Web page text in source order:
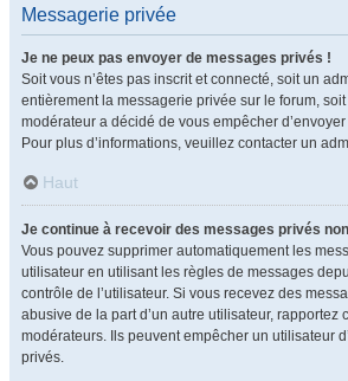
Messagerie privée
Je ne peux pas envoyer de messages privés !
Soit vous n’êtes pas inscrit et connecté, soit un
entièrement la messagerie privée sur le forum,
modérateur a décidé de vous empêcher
Pour plus d’informations, veuillez contacter un
Haut
Je continue à recevoir des messages privés
Vous pouvez supprimer automatiquement les
utilisateur en utilisant les règles de messages
contrôle de l’utilisateur. Si vous recevez des
abusive de la part d’un autre utilisateur, rapportez
modérateurs. Ils peuvent empêcher un utilisateur
privés.